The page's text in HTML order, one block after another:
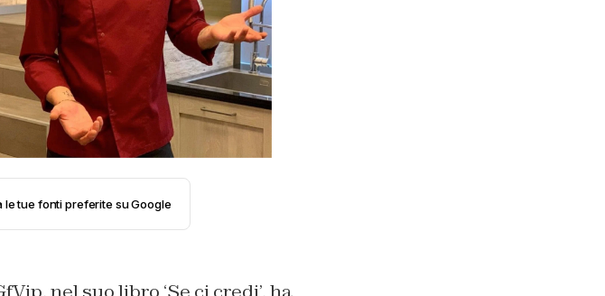
le tue fonti preferite su Google